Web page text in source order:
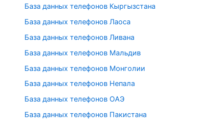
База данных телефонов Кыргызстана
База данных телефонов Лаоса
База данных телефонов Ливана
База данных телефонов Мальдив
База данных телефонов Монголии
База данных телефонов Непала
База данных телефонов ОАЭ
База данных телефонов Пакистана